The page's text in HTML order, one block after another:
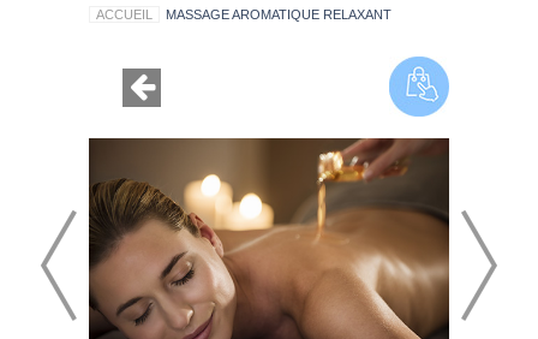
ACCUEIL MASSAGE AROMATIQUE RELAXANT